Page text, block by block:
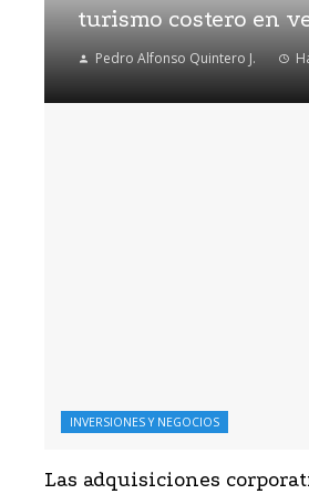
turismo costero en
Pedro Alfonso Quintero J.
INVERSIONES Y NEGOCIOS
Las adquisiciones